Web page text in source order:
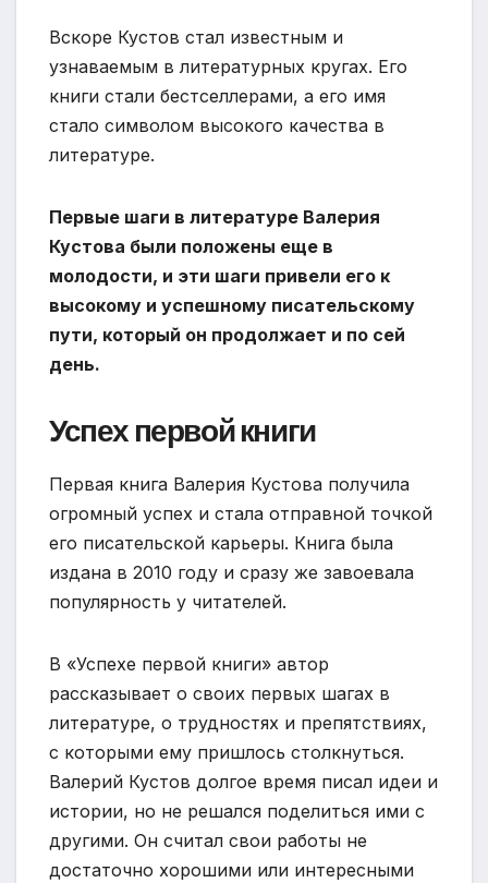
Вскоре Кустов стал известным и
узнаваемым в литературных кругах. Его
книги стали бестселлерами, а его имя
стало символом высокого качества в
литературе.
Первые шаги в литературе Валерия
Кустова были положены еще в
молодости, и эти шаги привели его к
высокому и успешному писательскому
пути, который он продолжает и по сей
день.
Успех первой книги
Первая книга Валерия Кустова получила
огромный успех и стала отправной точкой
его писательской карьеры. Книга была
издана в 2010 году и сразу же завоевала
популярность у читателей.
В «Успехе первой книги» автор
рассказывает о своих первых шагах в
литературе, о трудностях и препятствиях,
с которыми ему пришлось столкнуться.
Валерий Кустов долгое время писал идеи и
истории, но не решался поделиться ими с
другими. Он считал свои работы не
достаточно хорошими или интересными